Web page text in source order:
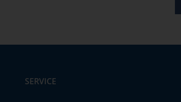
SERVICE